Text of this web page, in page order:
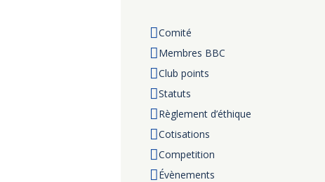
Comité
Membres BBC
Club points
Statuts
Règlement d’éthique
Cotisations
Competition
Évènements